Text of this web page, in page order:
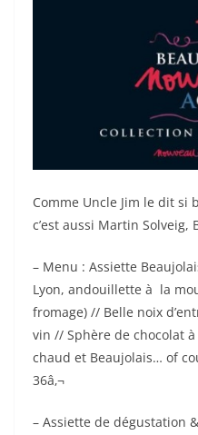
Comme Uncle Jim le dit
c’est aussi Martin Solveig,
– Menu : Assiette
Lyon, andouillette à la
fromage) // Belle noix
vin // Sphère de chocolat
chaud et Beaujolais… of
36â‚¬
– Assiette de dégustation